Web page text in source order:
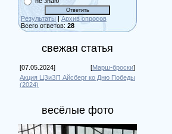
Результаты | Архив опросов
Всего ответов: 28
свежая статья
[07.05.2024] [Марш-броски]
Акция ЦЗиЗП Айсберг ко Дню Победы
(2024)
весёлые фото